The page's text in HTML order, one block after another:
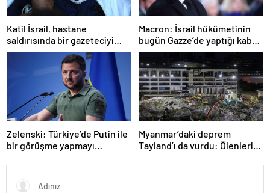
Katil İsrail, hastane
saldırısında bir gazeteciyi
öldürdüğünü itiraf etti
Macron: İsrail hükümetinin
bugün Gazze’de yaptığı kabul
edilemez
Zelenski: Türkiye’de Putin ile
bir görüşme yapmayı
Myanmar’daki deprem
Tayland’ı da vurdu: Ölenlerin